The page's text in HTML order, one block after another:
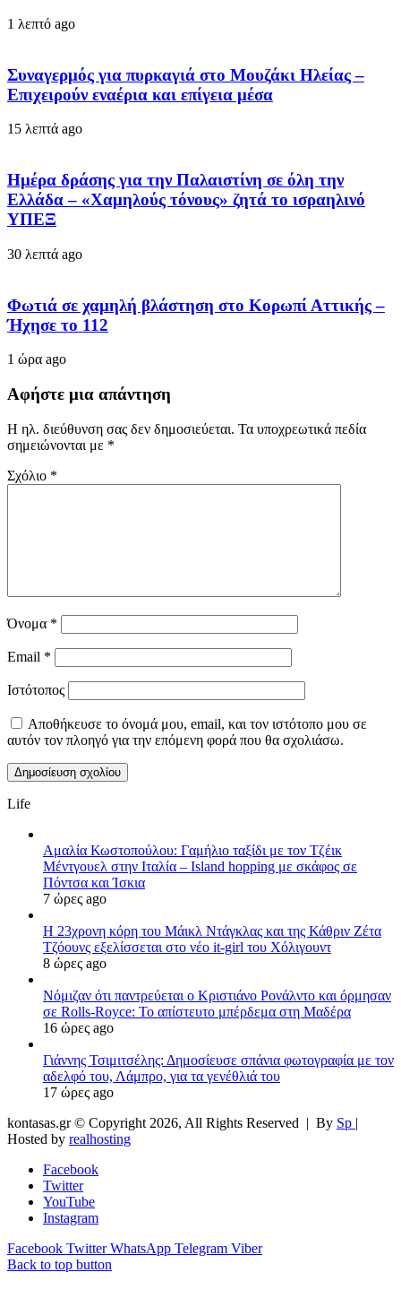
1 λεπτό ago
Συναγερμός για πυρκαγιά στο Μουζάκι Ηλείας –
Επιχειρούν εναέρια και επίγεια μέσα
15 λεπτά ago
Ημέρα δράσης για την Παλαιστίνη σε όλη την
Ελλάδα – «Χαμηλούς τόνους» ζητά το ισραηλινό
ΥΠΕΞ
30 λεπτά ago
Φωτιά σε χαμηλή βλάστηση στο Κορωπί Αττικής –
Ήχησε το 112
1 ώρα ago
Αφήστε μια απάντηση
Η ηλ. διεύθυνση σας δεν δημοσιεύεται. Τα υποχρεωτικά πεδία
σημειώνονται με *
Σχόλιο *
Όνομα *
Email *
Ιστότοπος
Αποθήκευσε το όνομά μου, email, και τον ιστότοπο μου σε
αυτόν τον πλοηγό για την επόμενη φορά που θα σχολιάσω.
Life
Αμαλία Κωστοπούλου: Γαμήλιο ταξίδι με τον Τζέικ
Μέντγουελ στην Ιταλία – Island hopping με σκάφος σε
Πόντσα και Ίσκια
7 ώρες ago
Η 23χρονη κόρη τoυ Μάικλ Ντάγκλας και της Κάθριν Ζέτα
Τζόουνς εξελίσσεται στο νέο it-girl του Χόλιγουντ
8 ώρες ago
Νόμιζαν ότι παντρεύεται ο Κριστιάνο Ρονάλντο και όρμησαν
σε Rolls-Royce: Το απίστευτο μπέρδεμα στη Μαδέρα
16 ώρες ago
Γιάννης Τσιμιτσέλης: Δημοσίευσε σπάνια φωτογραφία με τον
αδελφό του, Λάμπρο, για τα γενέθλιά του
17 ώρες ago
kontasas.gr © Copyright 2026, All Rights Reserved | By Sp |
Hosted by realhosting
Facebook
Twitter
YouTube
Instagram
Facebook Twitter WhatsApp Telegram Viber
Back to top button